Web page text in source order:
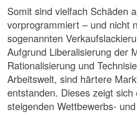
Somit sind vielfach Schäden
vorprogrammiert – und nicht
sogenannten
Aufgrund Liberalisierung der
Rationalisierung und
Arbeitswelt, sind härtere
entstanden. Dieses zeigt sich
steigenden Wettbewerbs-